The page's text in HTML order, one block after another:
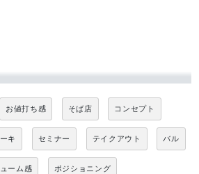
お値打ち感 そば店 コンセプト
キ セミナー テイクアウト バル
ーム感 ポジショニング